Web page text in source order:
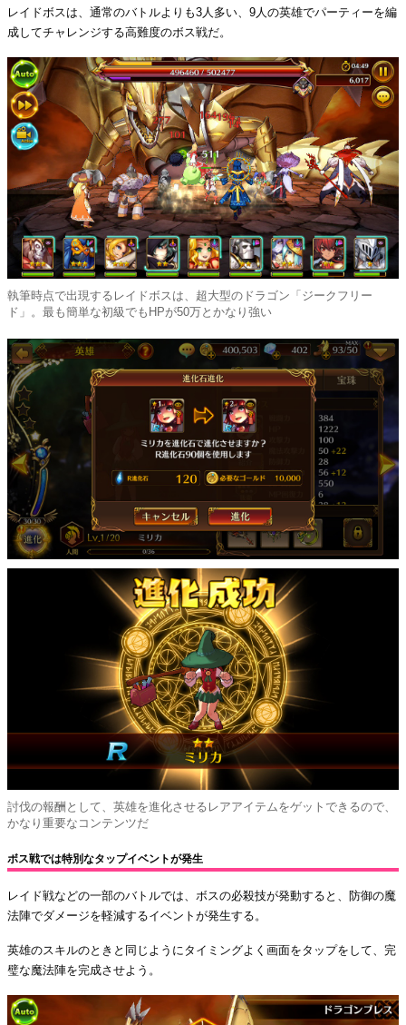
レイドボスは、通常のバトルよりも3人多い、9人の英雄でパーティーを編
成してチャレンジする高難度のボス戦だ。
執筆時点で出現するレイドボスは、超大型のドラゴン「ジークフリー
ド」。最も簡単な初級でもHPが50万とかなり強い
討伐の報酬として、英雄を進化させるレアアイテムをゲットできるので、
かなり重要なコンテンツだ
ボス戦では特別なタップイベントが発生
レイド戦などの一部のバトルでは、ボスの必殺技が発動すると、防御の魔
法陣でダメージを軽減するイベントが発生する。
英雄のスキルのときと同じようにタイミングよく画面をタップをして、完
璧な魔法陣を完成させよう。